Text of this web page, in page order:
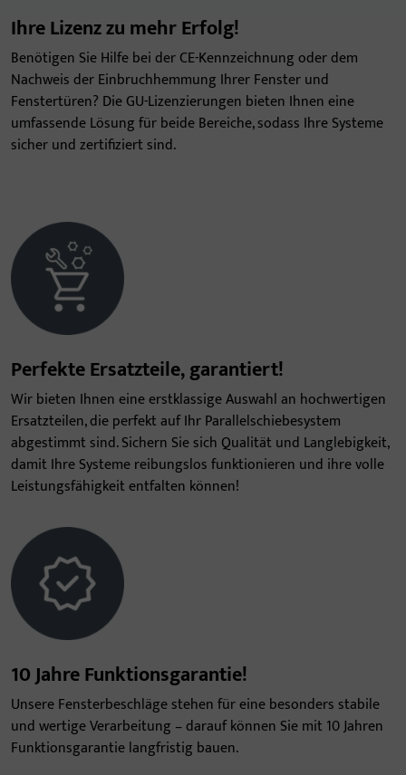
Ihre Lizenz zu mehr Erfolg!
Benötigen Sie Hilfe bei der CE-Kennzeichnung oder dem
Nachweis der Einbruchhemmung Ihrer Fenster und
Fenstertüren? Die GU-Lizenzierungen bieten Ihnen eine
umfassende Lösung für beide Bereiche, sodass Ihre Systeme
sicher und zertifiziert sind.
Perfekte Ersatzteile, garantiert!
Wir bieten Ihnen eine erstklassige Auswahl an hochwertigen
Ersatzteilen, die perfekt auf Ihr Parallelschiebesystem
abgestimmt sind. Sichern Sie sich Qualität und Langlebigkeit,
damit Ihre Systeme reibungslos funktionieren und ihre volle
Leistungsfähigkeit entfalten können!
10 Jahre Funktionsgarantie!
Unsere Fensterbeschläge stehen für eine besonders stabile
und wertige Verarbeitung – darauf können Sie mit 10 Jahren
Funktionsgarantie langfristig bauen.